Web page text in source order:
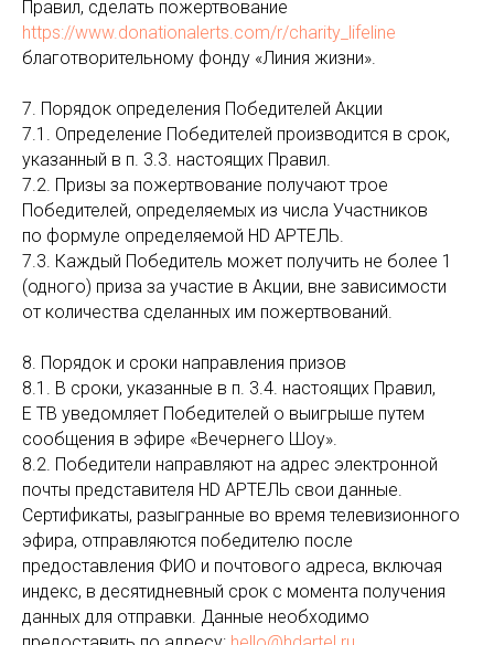
Правил, сделать пожертвование
https://www.donationalerts.com/r/charity_lifeline
благотворительному фонду «Линия жизни».
7. Порядок определения Победителей Акции
7.1. Определение Победителей производится в срок,
указанный в п. 3.3. настоящих Правил.
7.2. Призы за пожертвование получают трое
Победителей, определяемых из числа Участников
по формуле определяемой HD АРТЕЛЬ.
7.3. Каждый Победитель может получить не более 1
(одного) приза за участие в Акции, вне зависимости
от количества сделанных им пожертвований.
8. Порядок и сроки направления призов
8.1. В сроки, указанные в п. 3.4. настоящих Правил,
Е ТВ уведомляет Победителей о выигрыше путем
сообщения в эфире «Вечернего Шоу».
8.2. Победители направляют на адрес электронной
почты представителя HD АРТЕЛЬ свои данные.
Сертификаты, разыгранные во время телевизионного
эфира, отправляются победителю после
предоставления ФИО и почтового адреса, включая
индекс, в десятидневный срок с момента получения
данных для отправки. Данные необходимо